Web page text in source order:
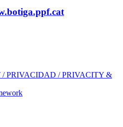
PRIVACIDAD / PRIVACITY &